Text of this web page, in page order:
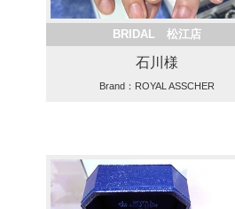
BRIDAL 松江店
石川様
Brand：ROYAL ASSCHER